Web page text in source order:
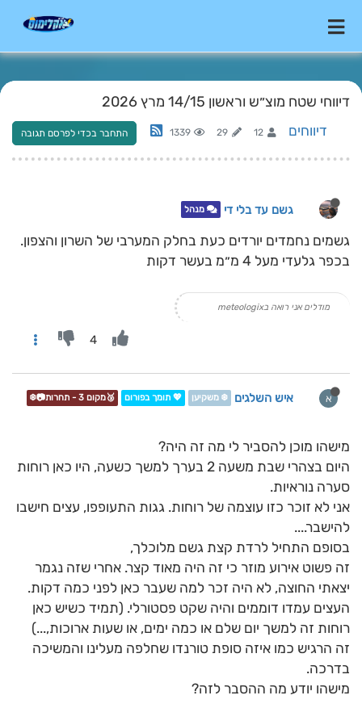
דיווחי שטח מוצ״ש וראשון 14/15 מרץ 2026
דיווחים 12
29
1339 התחבר בכדי לפרסם תגובה
גשם עד בלי די מנהל
גשמים נחמדים יורדים כעת בחלק המערבי של השרון והצפון.
בכפר גלעדי מעל 4 מ״מ בעשר דקות
מודלים אני רואה בmeteologix
4
א איש השלגים ❄️ משקיען 💖 תומך בפורום 🥉מקום 3 - תחרות📷❄️
מישהו מוכן להסביר לי מה זה היה?
היום בצהרי שבת משעה 2 בערך למשך כשעה, היו כאן רוחות
סערה נוראיות.
אני לא זוכר כזו עוצמה של רוחות. גגות התעופפו, עצים חישבו
להישבר....
בסופם התחיל לרדת קצת גשם מלוכלך,
זה פשוט אירוע מוזר כי זה היה מאוד קצר. אחרי שזה נגמר
יצאתי החוצה, לא היה זכר למה שעבר כאן לפני כמה דקות.
העצים עמדו דוממים והיה שקט פסטורלי. (תמיד כשיש כאן
רוחות זה למשך יום שלם או כמה ימים, או שעות ארוכות,...)
זה הרגיש כמו איזה סופת טורנדו שחלפה מעלינו והמשיכה
בדרכה.
מישהו יודע מה ההסבר לזה?